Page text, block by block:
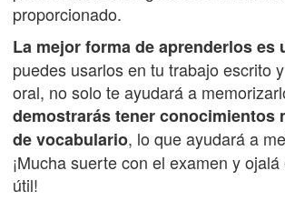
proporcionado.
La mejor forma de aprenderlos es
puedes usarlos en tu trabajo escrito
oral, no solo te ayudará a
demostrarás tener conocimientos
de vocabulario, lo que ayudará a
¡Mucha suerte con el examen y
útil!